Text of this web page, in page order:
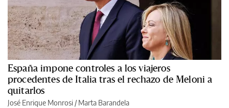
España impone controles a los viajeros
procedentes de Italia tras el rechazo de Meloni a
quitarlos
José Enrique Monrosi / Marta Barandela